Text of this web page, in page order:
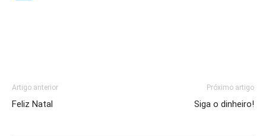
Artigo anterior
Feliz Natal
Próximo artigo
Siga o dinheiro!